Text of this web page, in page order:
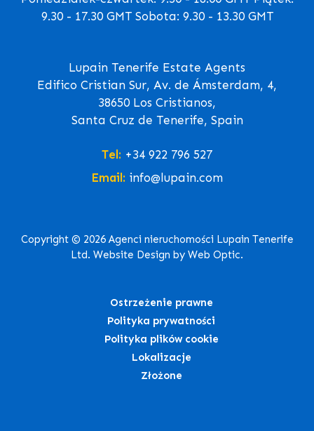
9.30 - 17.30 GMT Sobota: 9.30 - 13.30 GMT
Lupain Tenerife Estate Agents
Edifico Cristian Sur, Av. de Ámsterdam, 4,
38650 Los Cristianos,
Santa Cruz de Tenerife, Spain
Tel: +34 922 796 527
Email: info@lupain.com
Copyright © 2026 Agenci nieruchomości Lupain Tenerife
Ltd. Website Design by Web Optic.
Ostrzeżenie prawne
Polityka prywatności
Polityka plików cookie
Lokalizacje
Złożone